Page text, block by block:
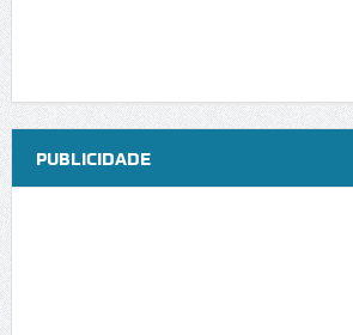
PUBLICIDADE